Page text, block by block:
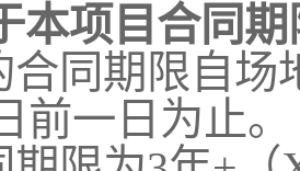
本项目合同期
合同期限自场
前一日为止。